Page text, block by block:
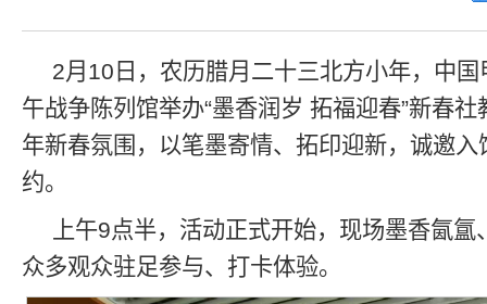
2月10日，农历腊月二十三北方小年，中
午战争陈列馆举办“墨香润岁 拓福迎春”新春
年新春氛围，以笔墨寄情、拓印迎新，诚邀
约。
上午9点半，活动正式开始，现场墨香氤
众多观众驻足参与、打卡体验。